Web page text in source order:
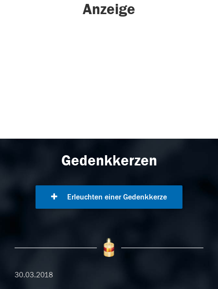
Anzeige
Gedenkkerzen
Erleuchten einer Gedenkkerze
30.03.2018